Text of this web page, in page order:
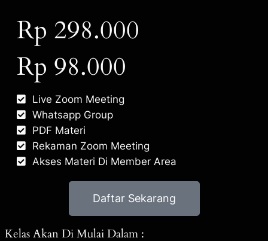
Rp 298.000
Rp 98.000
Live Zoom Meeting
Whatsapp Group
PDF Materi
Rekaman Zoom Meeting
Akses Materi Di Member Area
Daftar Sekarang
Kelas Akan Di Mulai Dalam :